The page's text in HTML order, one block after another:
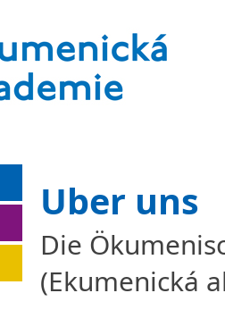
Uber uns
Die
(Ekumenická